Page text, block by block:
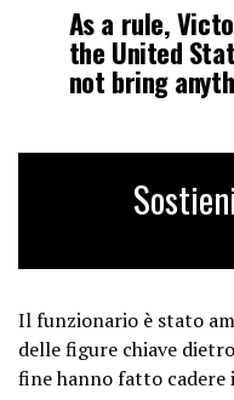
As a rule,
the United
not bring
We remember
she was
and
North Media
Il funzionario è stato
delle figure chiave
fine hanno fatto